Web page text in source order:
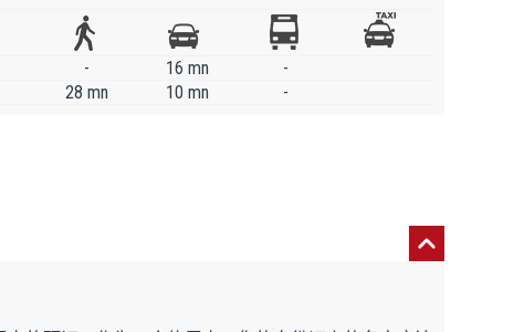
- 16 mn
-
28 mn 10 mn -